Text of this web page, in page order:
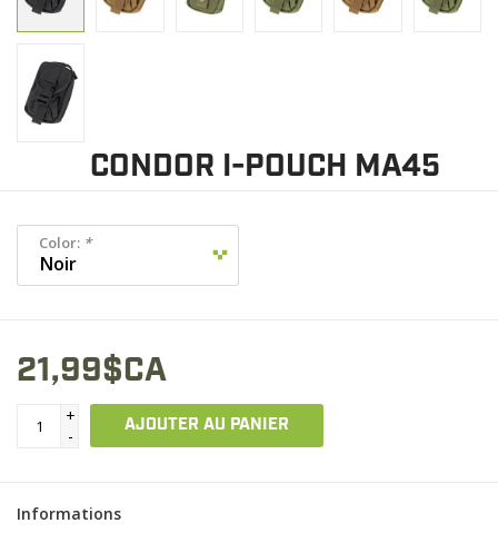
CONDOR I-POUCH MA45
Color: *
21,99$CA
+
-
AJOUTER AU PANIER
Informations